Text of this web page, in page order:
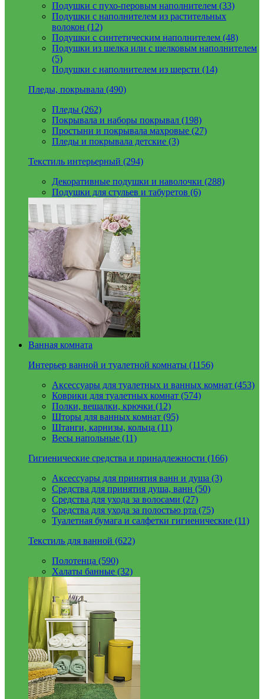
Подушки с пухо-перовым наполнителем (33)
Подушки с наполнителем из растительных
волокон (12)
Подушки с синтетическим наполнителем (48)
Подушки из шелка или с шелковым наполнителем
(5)
Подушки с наполнителем из шерсти (14)
Пледы, покрывала (490)
Пледы (262)
Покрывала и наборы покрывал (198)
Простыни и покрывала махровые (27)
Пледы и покрывала детские (3)
Текстиль интерьерный (294)
Декоративные подушки и наволочки (288)
Подушки для стульев и табуретов (6)
Ванная комната
Интерьер ванной и туалетной комнаты (1156)
Аксессуары для туалетных и ванных комнат (453)
Коврики для туалетных комнат (574)
Полки, вешалки, крючки (12)
Шторы для ванных комнат (95)
Штанги, карнизы, кольца (11)
Весы напольные (11)
Гигиенические средства и принадлежности (166)
Аксессуары для принятия ванн и душа (3)
Средства для принятия душа, ванн (50)
Средства для ухода за волосами (27)
Средства для ухода за полостью рта (75)
Туалетная бумага и салфетки гигиенические (11)
Текстиль для ванной (622)
Полотенца (590)
Халаты банные (32)